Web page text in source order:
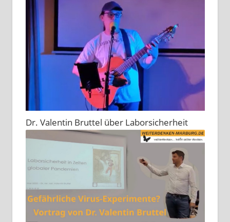
Dr. Valentin Bruttel über Laborsicherheit